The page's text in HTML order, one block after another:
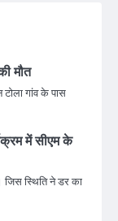
मौत
टोला गांव के पास
में सीएम के
जिस स्थिति ने डर का